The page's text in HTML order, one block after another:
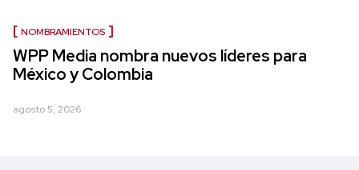
NOMBRAMIENTOS
WPP Media nombra nuevos líderes para
México y Colombia
agosto 5, 2026